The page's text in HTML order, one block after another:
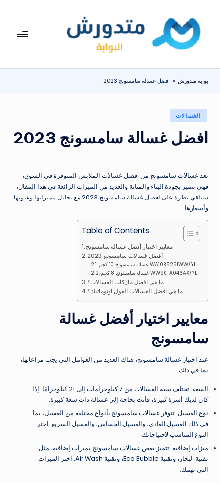
المحتوىبوا
مت
دو
ر
ش
تعرف
المنزلية
يومياً
بوابة متدورش » افضل غسالة سامسونج 2023
نُشر
في
الغسالات
افضل غسالة سامسونج 2023
تعد غسالات سامسونج من أفضل غسالات الملابس المتوفرة في السوق،
فهي تتميز بجودة البناء والمتانة والعديد من الميزات الرائعة في هذا المقال،
سنلقي نظرة على افضل غسالة سامسونج 2023 مع تحليل مميزاتها وعيوبها
وأسعارها.
Table of Contents
معايير اختيار أفضل غسالة سامسونج
أفضل غسالات سامسونج 2023
غسالة سامسونج 10 كجم WA10B5251WW/YL
غسالة سامسونج 8 كجم WW90TA046AX/YL
ما هي افضل ماركات الغسالات؟
ما هي افضل الغسالات الفول اوتوماتيك؟
معايير اختيار أفضل غسالة
سامسونج
عند اختيار غسالة سامسونج، هناك العديد من العوامل التي يجب مراعاتها،
بما في ذلك:
السعة: تختلف سعة الغسالات من 7 كيلوجرامات إلى 21 كيلوجرامًا. إذا
كان لديك أسرة كبيرة، فأنت بحاجة إلى غسالة ذات سعة كبيرة.
نوع الغسيل: تتوفر غسالات سامسونج بأنواع مختلفة من الغسيل، بما
في ذلك الغسيل العادي، والغسيل الحساس، والغسيل السريع. اختر
النوع المناسب لاحتياجاتك.
ميزات إضافية: تتميز بعض غسالات سامسونج بميزات إضافية، مثل
تقنية البخار، وتقنية Eco Bubble، وتقنية Air Wash. اختر الميزات
التي تهمك.